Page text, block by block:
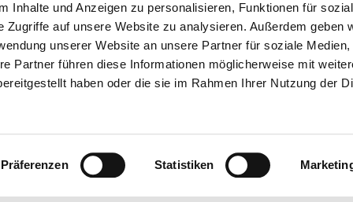
Inhalte und Anzeigen zu personalisieren, Funktionen für
Zugriffe auf unsere Website zu analysieren. Außerdem geben
unserer Website an unsere Partner für soziale Medien,
Partner führen diese Informationen möglicherweise mit
haben oder die sie im Rahmen Ihrer Nutzung der
Präferenzen Statistiken
(Form. 13.20). Zuzüglich individuelle Ablieferungspauschale des
Farbe. Verfügbarkeiten, eventuelle Abweichungen von Ausstattung,
möglich. Druckfehler, Farbfehler, Irrtümer, Änderungen und Auslaufartikel
In verschiedenen Ländern sind aufgrund gesetzlicher Bestimmungen
im Preis inbegriffen.